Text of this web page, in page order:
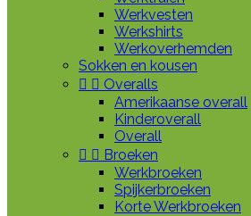
Werkvesten
Werkshirts
Werkoverhemden
Sokken en kousen
  Overalls
Amerikaanse overall
Kinderoverall
Overall
  Broeken
Werkbroeken
Spijkerbroeken
Korte Werkbroeken